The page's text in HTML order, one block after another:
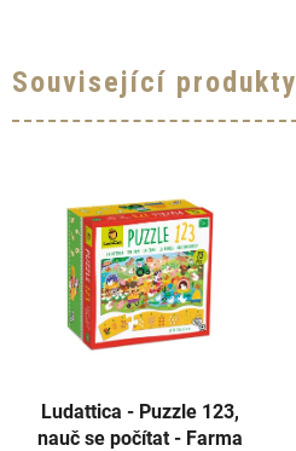
Související produkty
Ludattica - Puzzle 123,
nauč se počítat - Farma